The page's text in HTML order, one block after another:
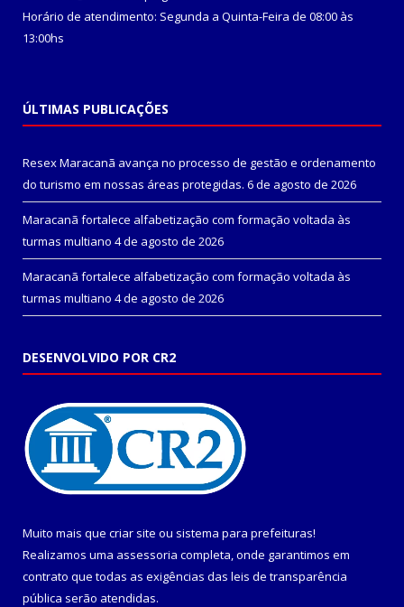
Horário de atendimento: Segunda a Quinta-Feira de 08:00 às
13:00hs
ÚLTIMAS PUBLICAÇÕES
Resex Maracanã avança no processo de gestão e ordenamento
do turismo em nossas áreas protegidas. 6 de agosto de 2026
Maracanã fortalece alfabetização com formação voltada às
turmas multiano 4 de agosto de 2026
Maracanã fortalece alfabetização com formação voltada às
turmas multiano 4 de agosto de 2026
DESENVOLVIDO POR CR2
Muito mais que criar site ou sistema para prefeituras!
Realizamos uma assessoria completa, onde garantimos em
contrato que todas as exigências das leis de transparência
pública serão atendidas.